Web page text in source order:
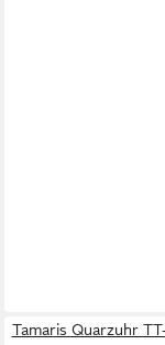
Tamaris Quarzuhr